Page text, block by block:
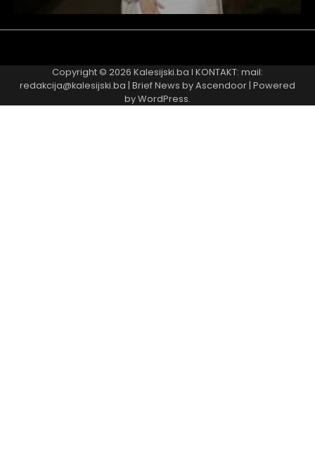
Copyright © 2026 Kalesijski.ba I KONTAKT: mail:
redakcija@kalesijski.ba | Brief News byAscendoor | Powered
byWordPress.